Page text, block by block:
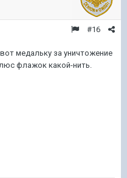
#16
медальку за уничтожение
флажок какой-нить.